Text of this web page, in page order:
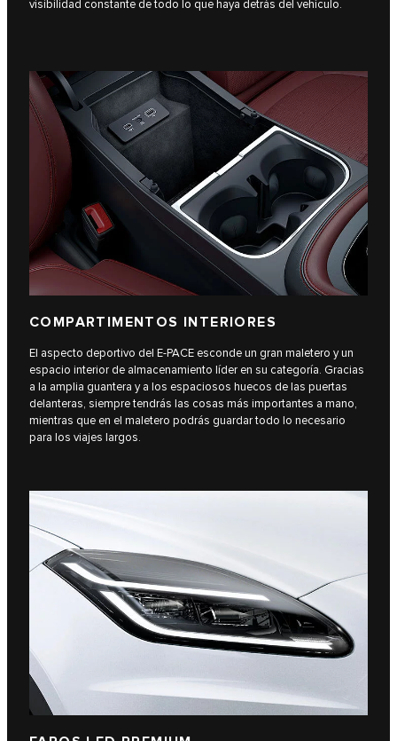
visibilidad constante de todo lo que haya detrás del vehículo.
COMPARTIMENTOS INTERIORES
El aspecto deportivo del E‑PACE esconde un gran maletero y un
espacio interior de almacenamiento líder en su categoría. Gracias
a la amplia guantera y a los espaciosos huecos de las puertas
delanteras, siempre tendrás las cosas más importantes a mano,
mientras que en el maletero podrás guardar todo lo necesario
para los viajes largos.